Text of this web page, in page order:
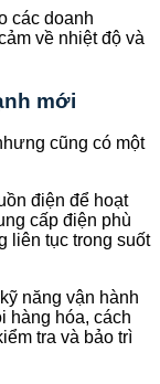
các doanh
về nhiệt độ và
mới
cũng có một
điện để hoạt
cấp điện phù
liên tục trong suốt
năng vận hành
hàng hóa, cách
tra và bảo trì